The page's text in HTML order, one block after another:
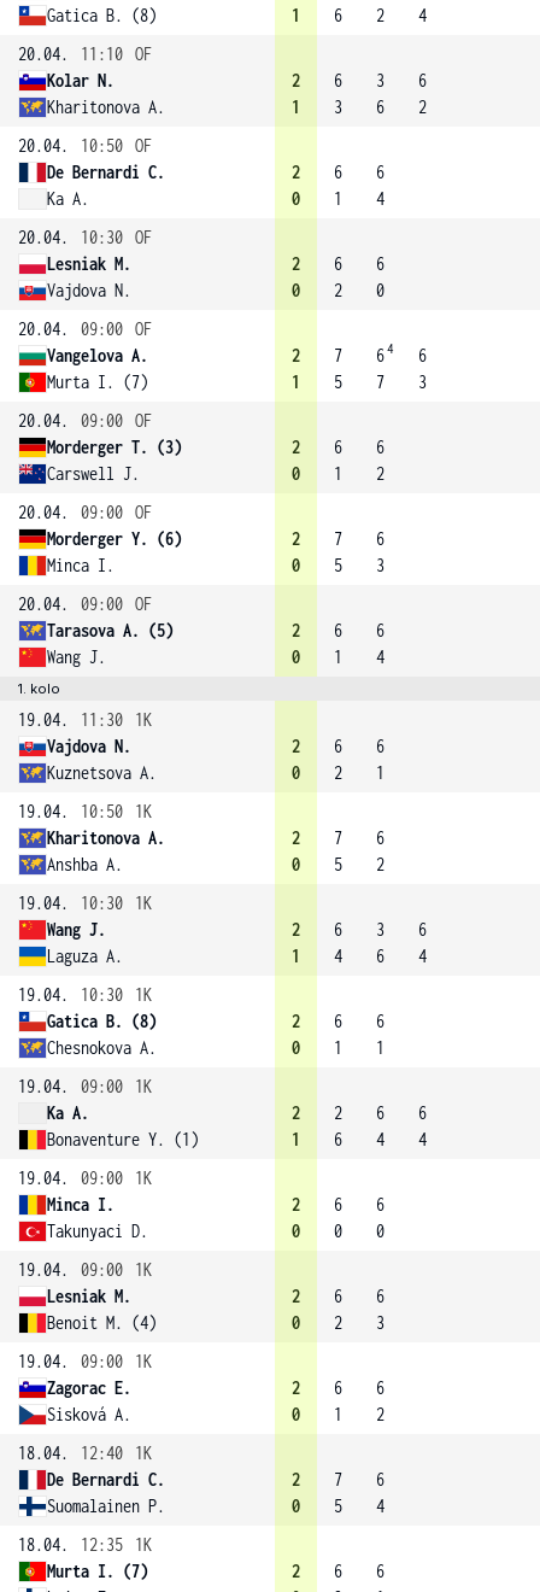
Gatica B. (8)
1
6
2
4
20.04.
11:10 OF
Kolar N.
Kharitonova A.
2
1
6
3
3
6
6
2
20.04.
10:50 OF
De Bernardi C.
Ka A.
2
0
6
1
6
4
20.04.
10:30 OF
Lesniak M.
Vajdova N.
2
0
6
2
6
0
20.04.
09:00 OF
Vangelova A.
Murta I. (7)
2
1
7
5
64
7
6
3
20.04.
09:00 OF
Morderger T. (3)
Carswell J.
2
0
6
1
6
2
20.04.
09:00 OF
Morderger Y. (6)
Minca I.
2
0
7
5
6
3
20.04.
09:00 OF
Tarasova A. (5)
Wang J.
2
0
6
1
6
4
1. kolo
19.04. 11:30
1K
Vajdova N.
Kuznetsova A.
2
0
6
2
6
1
19.04.
10:50
1K
Kharitonova A.
Anshba A.
2
0
7
5
6
2
19.04.
10:30
1K
Wang J.
Laguza A.
2
1
6
4
3
6
6
4
19.04.
10:30
1K
Gatica B. (8)
Chesnokova A.
2
0
6
1
6
1
19.04.
09:00
1K
Ka A.
Bonaventure Y. (1)
2
1
2
6
6
4
6
4
19.04.
09:00
1K
Minca I.
Takunyaci D.
2
0
6
0
6
0
19.04.
09:00
1K
Lesniak M.
Benoit M. (4)
2
0
6
2
6
3
19.04.
09:00
1K
Zagorac E.
Sisková A.
2
0
6
1
6
2
18.04.
12:40
1K
De Bernardi C.
Suomalainen P.
2
0
7
5
6
4
18.04.
12:35
1K
Murta I. (7)
2
6
6